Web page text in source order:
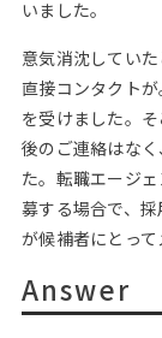
いました。
意気消沈してい
直接コンタクト
を受けました。
後のご連絡はな
た。転職エージ
募する場合で、
が候補者にとっ
Answer